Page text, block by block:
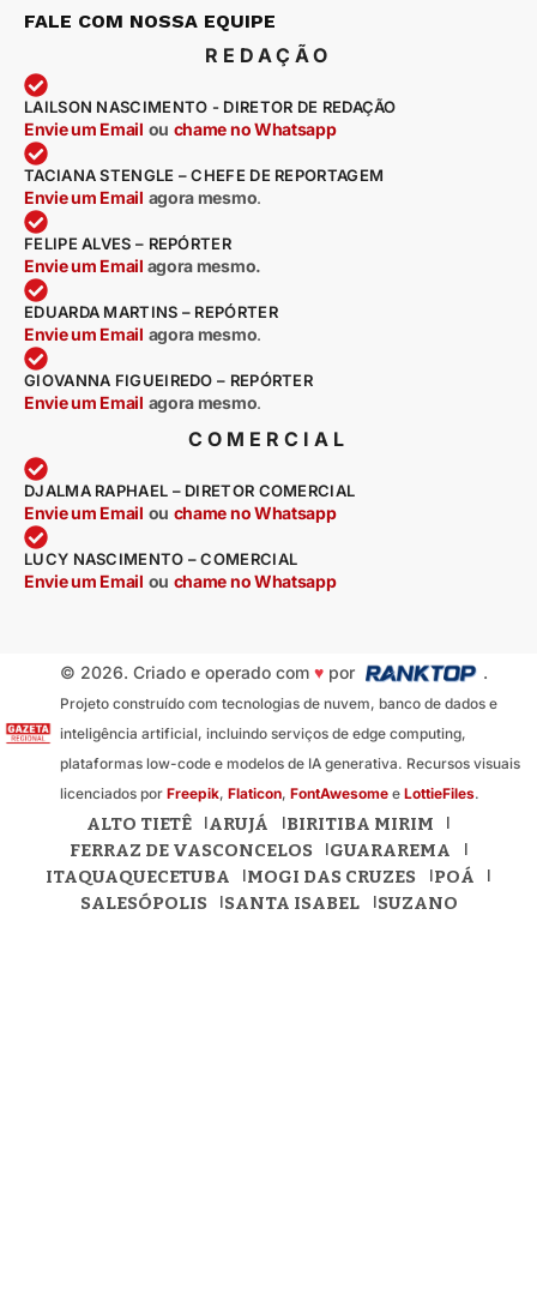
FALE COM NOSSA EQUIPE
REDAÇÃO
LAILSON NASCIMENTO - DIRETOR DE REDAÇÃO
Envie um Email ou chame no Whatsapp
TACIANA STENGLE – CHEFE DE REPORTAGEM
Envie um Email agora mesmo.
FELIPE ALVES – REPÓRTER
Envie um Email agora mesmo.
EDUARDA MARTINS – REPÓRTER
Envie um Email agora mesmo.
GIOVANNA FIGUEIREDO – REPÓRTER
Envie um Email agora mesmo.
COMERCIAL
DJALMA RAPHAEL – DIRETOR COMERCIAL
Envie um Email ou chame no Whatsapp
LUCY NASCIMENTO – COMERCIAL
Envie um Email ou chame no Whatsapp
© 2026. Criado e operado com ♥por .
Projeto construído com tecnologias de nuvem, banco de dados e
inteligência artificial, incluindo serviços de edge computing,
plataformas low-code e modelos de IA generativa. Recursos visuais
licenciados por Freepik, Flaticon, FontAwesomee LottieFiles.
ALTO TIETÊ ARUJÁ
BIRITIBA MIRIM
FERRAZ DE VASCONCELOS
GUARAREMA
ITAQUAQUECETUBA
MOGI DAS CRUZES
POÁ
SALESÓPOLIS
SANTA ISABEL SUZANO